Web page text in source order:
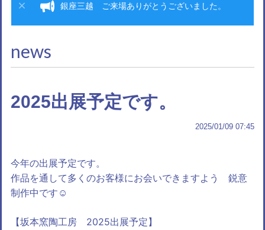
銀座三越 ご来場ありがとうございました。
news
2025出展予定です。
2025/01/09 07:45
今年の出展予定です。
作品を通して多くのお客様にお会いできますよう 鋭意
制作中です☺️
【坂本窯陶工房 2025出展予定】